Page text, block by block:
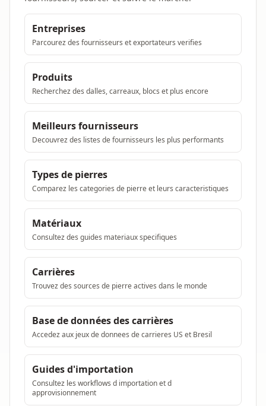
Entreprises
Parcourez des fournisseurs et exportateurs verifies
Produits
Recherchez des dalles, carreaux, blocs et plus encore
Meilleurs fournisseurs
Decouvrez des listes de fournisseurs les plus performants
Types de pierres
Comparez les categories de pierre et leurs caracteristiques
Matériaux
Consultez des guides materiaux specifiques
Carrières
Trouvez des sources de pierre actives dans le monde
Base de données des carrières
Accedez aux jeux de donnees de carrieres US et Bresil
Guides d'importation
Consultez les workflows d importation et d
approvisionnement